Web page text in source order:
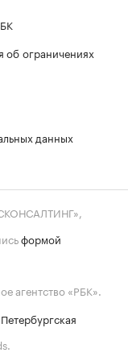
ограничениях
данных
формой
агентство «РБК».